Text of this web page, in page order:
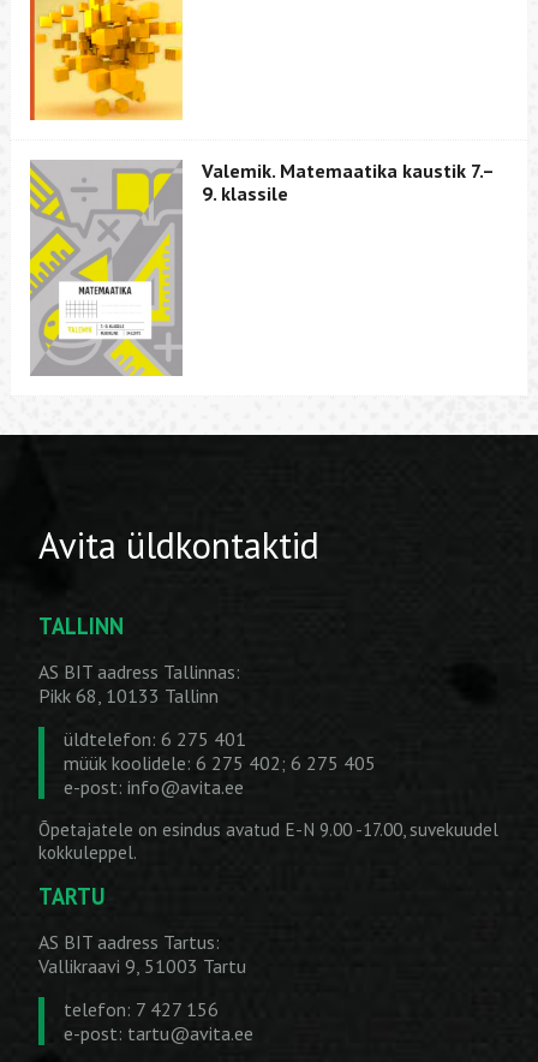
Valemik. Matemaatika kaustik 7.–
9. klassile
Avita üldkontaktid
TALLINN
AS BIT aadress Tallinnas:
Pikk 68, 10133 Tallinn
üldtelefon: 6 275 401
müük koolidele: 6 275 402; 6 275 405
e-post: info@avita.ee
Õpetajatele on esindus avatud E-N 9.00 -17.00, suvekuudel
kokkuleppel.
TARTU
AS BIT aadress Tartus:
Vallikraavi 9, 51003 Tartu
telefon: 7 427 156
e-post: tartu@avita.ee